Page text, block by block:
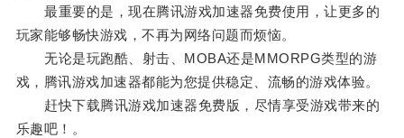
最重要的是，现在腾讯游戏加速器免费使用，让更多的
玩家能够畅快游戏，不再为网络问题而烦恼。
无论是玩跑酷、射击、MOBA还是MMORPG类型的游
戏，腾讯游戏加速器都能为您提供稳定、流畅的游戏体验。
赶快下载腾讯游戏加速器免费版，尽情享受游戏带来的
乐趣吧！。